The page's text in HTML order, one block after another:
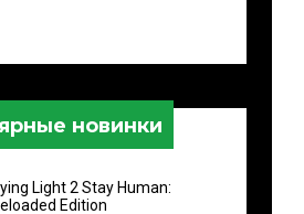
новинки
Light 2 Stay Human:
Edition